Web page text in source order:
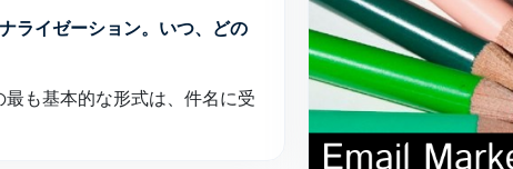
ライゼーション。いつ、どの
も基本的な形式は、件名に受